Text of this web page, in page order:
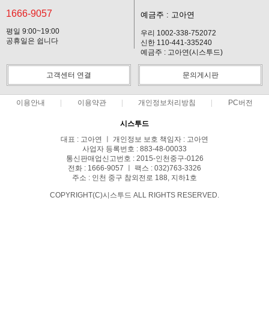
1666-9057
평일 9:00~19:00
공휴일은 쉽니다
예금주 : 고아연
우리 1002-338-752072
신한 110-441-335240
예금주 : 고아연(시스투드)
고객센터 연결 문의게시판
이용안내 이용약관 개인정보처리방침 PC버전
시스투드
대표 : 고아연 ㅣ 개인정보 보호 책임자 : 고아연
사업자 등록번호 : 883-48-00033
통신판매업신고번호 : 2015-인천중구-0126
전화 : 1666-9057 ㅣ 팩스 : 032)763-3326
주소 : 인천 중구 참외전로 188, 지하1호
COPYRIGHT(C)시스투드 ALL RIGHTS RESERVED.